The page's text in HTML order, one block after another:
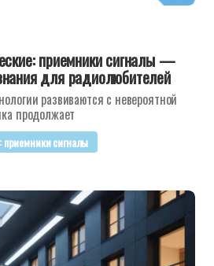
приемники сигналы —
для радиолюбителей
развиваются с невероятной
продолжает
сигналы